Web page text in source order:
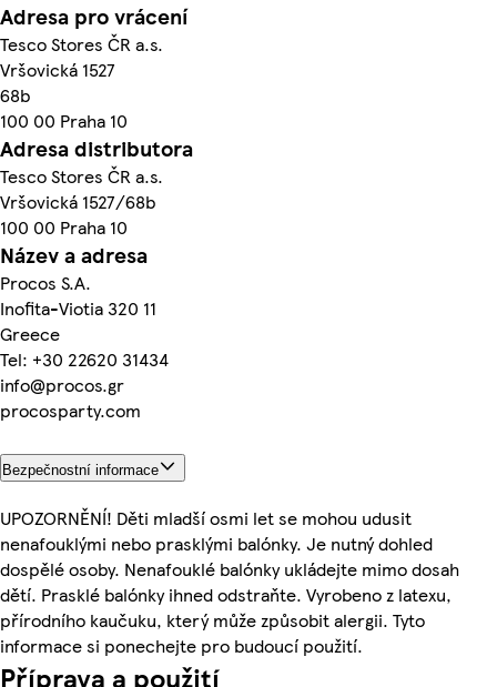
Adresa pro vrácení
Tesco Stores ČR a.s.
Vršovická 1527
68b
100 00 Praha 10
Adresa distributora
Tesco Stores ČR a.s.
Vršovická 1527/68b
100 00 Praha 10
Název a adresa
Procos S.A.
Inofita-Viotia 320 11
Greece
Tel: +30 22620 31434
info@procos.gr
procosparty.com
Bezpečnostní informace
UPOZORNĚNÍ! Děti mladší osmi let se mohou udusit
nenafouklými nebo prasklými balónky. Je nutný dohled
dospělé osoby. Nenafouklé balónky ukládejte mimo dosah
dětí. Prasklé balónky ihned odstraňte. Vyrobeno z latexu,
přírodního kaučuku, který může způsobit alergii. Tyto
informace si ponechejte pro budoucí použití.
Příprava a použití